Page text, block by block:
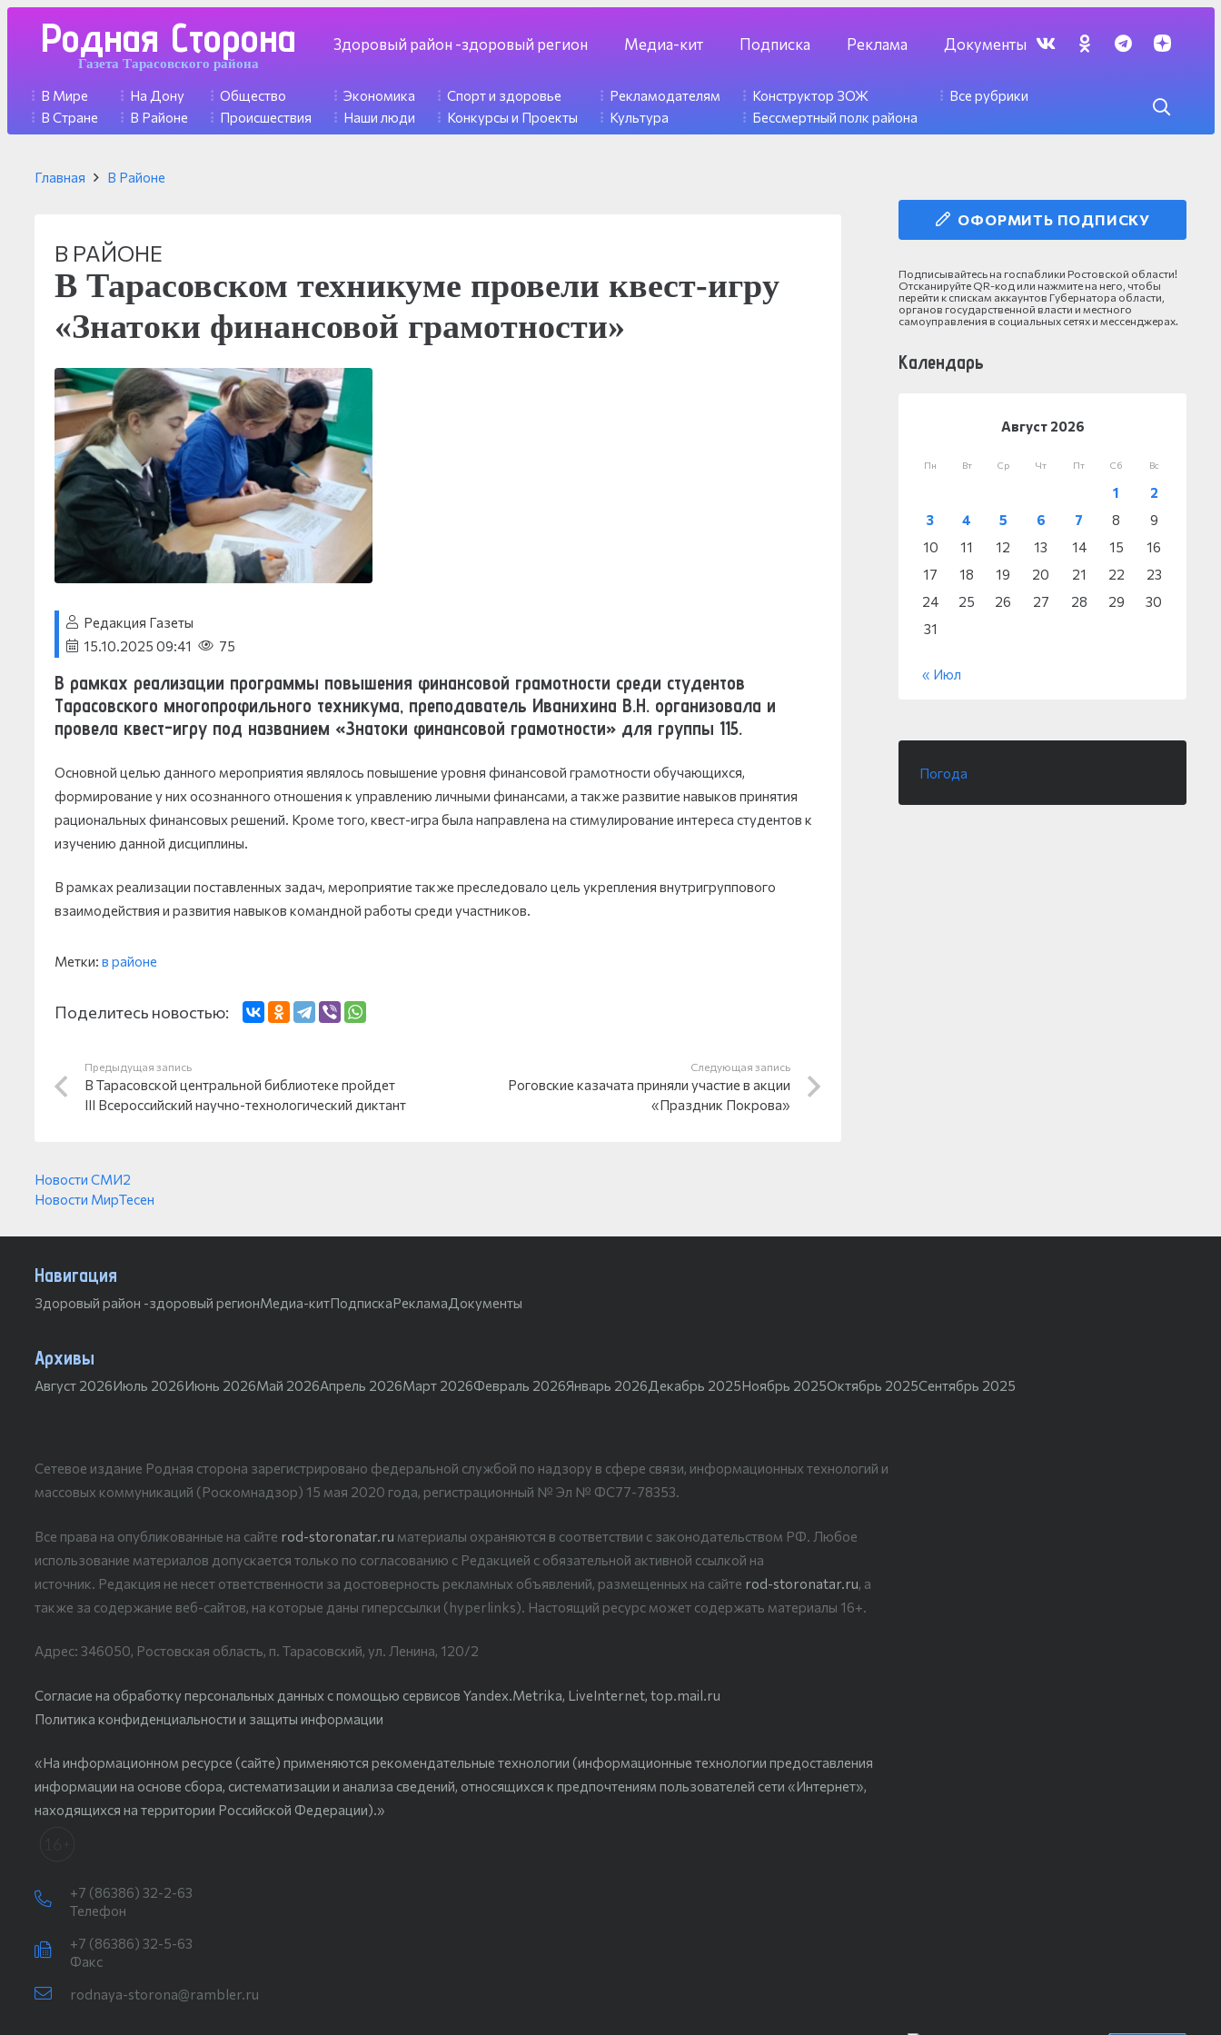
Родная Сторона
Газета Тарасовского района
Здоровый район -здоровый регион Медиа-кит Подписка Реклама Документы
В Мире
В Стране
На Дону
В Районе
Общество
Происшествия
Экономика
Наши люди
Спорт и здоровье
Конкурсы и Проекты
Рекламодателям
Культура
Конструктор ЗОЖ
Бессмертный полк района
Все рубрики
Главная В Районе
В РАЙОНЕ
В Тарасовском техникуме провели квест-игру
«Знатоки финансовой грамотности»
Редакция Газеты
15.10.2025 09:41
75
В рамках реализации программы повышения финансовой грамотности среди студентов
Тарасовского многопрофильного техникума, преподаватель Иванихина В.Н. организовала и
провела квест-игру под названием «Знатоки финансовой грамотности» для группы 115.
Основной целью данного мероприятия являлось повышение уровня финансовой грамотности обучающихся,
формирование у них осознанного отношения к управлению личными финансами, а также развитие навыков принятия
рациональных финансовых решений. Кроме того, квест-игра была направлена на стимулирование интереса студентов к
изучению данной дисциплины.
В рамках реализации поставленных задач, мероприятие также преследовало цель укрепления внутригруппового
взаимодействия и развития навыков командной работы среди участников.
Метки: в районе
Поделитесь новостью:
Предыдущая запись
В Тарасовской центральной библиотеке пройдет
III Всероссийский научно-технологический диктант
Следующая запись
Роговские казачата приняли участие в акции
«Праздник Покрова»
Новости СМИ2
Новости МирТесен
ОФОРМИТЬ ПОДПИСКУ
Подписывайтесь на госпаблики Ростовской области!
Отсканируйте QR-код или нажмите на него, чтобы
перейти к спискам аккаунтов Губернатора области,
органов государственной власти и местного
самоуправления в социальных сетях и мессенджерах.
Календарь
Август 2026
Пн Вт Ср Чт Пт Сб Вс
1
2
3
4 5 6 7 8
9
10
11 12 13 14 15
16
17
18 19 20 21 22
23
24
25 26 27 28 29
30
31
« Июл
Погода
Навигация
Здоровый район -здоровый регионМедиа-китПодпискаРеклама Документы
Архивы
Август 2026Июль 2026Июнь 2026Май 2026Апрель 2026Март 2026Февраль 2026Январь 2026 Декабрь 2025Ноябрь 2025Октябрь 2025Сентябрь 2025
Сетевое издание Родная сторона зарегистрировано федеральной службой по надзору в сфере связи, информационных технологий и
массовых коммуникаций (Роскомнадзор) 15 мая 2020 года, регистрационный № Эл № ФС77-78353.
Все права на опубликованные на сайте rod-storonatar.ru материалы охраняются в соответствии с законодательством РФ. Любое
использование материалов допускается только по согласованию с Редакцией с обязательной активной ссылкой на
источник. Редакция не несет ответственности за достоверность рекламных объявлений, размещенных на сайте rod-storonatar.ru , а
также за содержание веб-сайтов, на которые даны гиперссылки (hyperlinks). Настоящий ресурс может содержать материалы 16+.
Адрес: 346050, Ростовская область, п. Тарасовский, ул. Ленина, 120/2
Согласие на обработку персональных данных с помощью сервисов Yandex.Metrika, LiveInternet, top.mail.ru
Политика конфиденциальности и защиты информации
«На информационном ресурсе (сайте) применяются рекомендательные технологии (информационные технологии предоставления
информации на основе сбора, систематизации и анализа сведений, относящихся к предпочтениям пользователей сети «Интернет»,
находящихся на территории Российской Федерации).»
+7 (86386) 32-2-63
Телефон
+7 (86386) 32-5-63
Факс
rodnaya-storona@rambler.ru